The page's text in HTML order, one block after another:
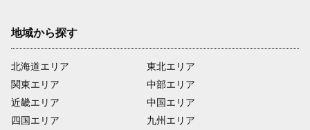
地域から探す
北海道エリア
関東エリア
近畿エリア
四国エリア
東北エリア
中部エリア
中国エリア
九州エリア